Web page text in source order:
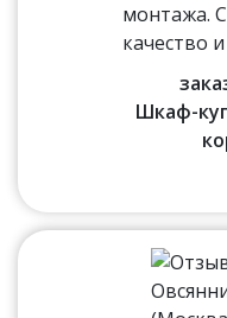
монтажа.
качество
Шкаф-